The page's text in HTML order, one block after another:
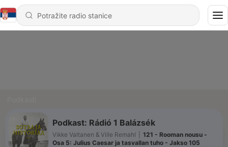
Podkast: Rádió 1 Balázsék
Vikke Valtanen & Ville Remahl
121 - Rooman nousu -
Osa 5: Julius Caesar ja tasvallan tuho - Jakso 105